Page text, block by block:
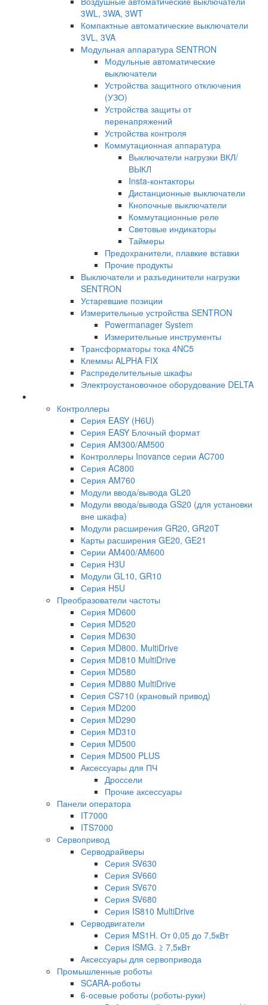
3WL, 3WA, 3WT
Компактные автоматические выключатели
3VL, 3VA
Модульная аппаратура SENTRON
Модульные автоматические
выключатели
Устройства защитного отключения
(УЗО)
Устройства защиты от
перенапряжений
Устройства контроля
Коммутационная аппаратура
Выключатели нагрузки ВКЛ/
ВЫКЛ
Insta-контакторы
Дистанционные выключатели
Кнопочные выключатели
Коммутационные реле
Световые индикаторы
Таймеры
Предохранители, плавкие вставки
Прочие продукты
Выключатели и разъединители нагрузки
SENTRON
Устаревшие позиции
Измерительные устройства SENTRON
Powermanager System
Измерительные инструменты
Трансформаторы тока 4NC5
Клеммы ALPHA FIX
Распределительные шкафы
Электроустановочное оборудование DELTA
Контроллеры
Серия EASY (H6U)
Серия EASY Блочный формат
Серия AM300/AM500
Контроллеры Inovance серии AC700
Серия AC800
Серия AM760
Модули ввода/вывода GL20
Модули ввода/вывода GS20 (для установки
вне шкафа)
Модули расширения GR20, GR20T
Карты расширения GE20, GE21
Серии AM400/AM600
Серия H3U
Модули GL10, GR10
Серия H5U
Преобразователи частоты
Серия MD600
Серия MD520
Серия MD630
Серия MD800. MultiDrive
Серия MD810 MultiDrive
Серия MD580
Серия MD880 MultiDrive
Серия CS710 (крановый привод)
Серия MD200
Серия MD290
Серия MD310
Серия MD500
Серия MD500 PLUS
Аксессуары для ПЧ
Дроссели
Прочие аксессуары
Панели оператора
IT7000
ITS7000
Сервопривод
Серводрайверы
Серия SV630
Серия SV660
Серия SV670
Серия SV680
Серия IS810 MultiDrive
Серводвигатели
Серия MS1H. От 0,05 до 7,5кВт
Серия ISMG. ≥ 7,5кВт
Аксессуары для сервопривода
Промышленные роботы
SCARA-роботы
6-осевые роботы (роботы-руки)